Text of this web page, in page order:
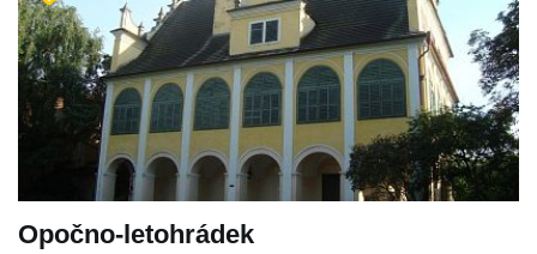
Opočno-letohrádek